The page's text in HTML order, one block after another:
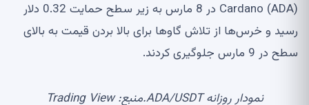
Cardano (ADA) در 8 مارس به زیر سطح حمایت 0.32 دلار
رسید و خرس‌ها از تلاش گاوها برای بالا بردن قیمت به بالای
سطح در 9 مارس جلوگیری کردند.
نمودار روزانه ADA/USDT.منبع: Trading View